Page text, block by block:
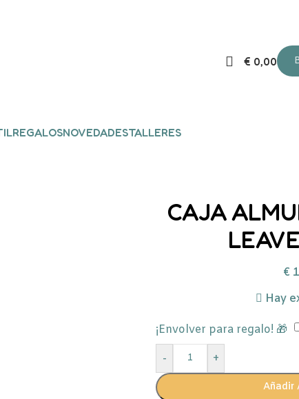
€ 0,00
REGALOSNOVEDADESTALLERES
CAJA
€
Hay
¡Envolver para regalo! 🎁
-
+
Añadir